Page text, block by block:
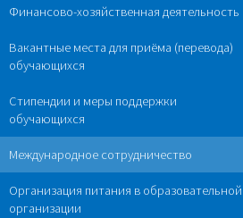
Финансово-хозяйственная деятельность
Вакантные места для приёма (перевода)
обучающихся
Стипендии и меры поддержки
обучающихся
Международное сотрудничество
Организация питания в образовательной
организации